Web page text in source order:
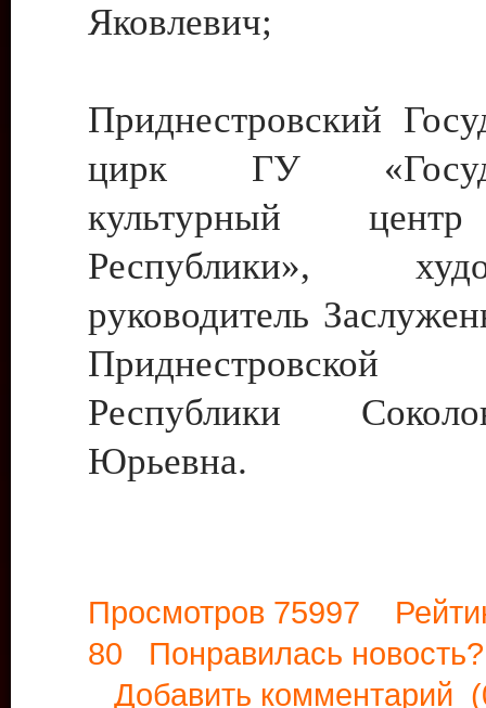
Яковлевич;
Приднестровский
цирк ГУ
культурный
Республики»,
руководитель
Приднестровской
Республики
Юрьевна.
Просмотров 75997
80 Понравилась
Добавить комментарий